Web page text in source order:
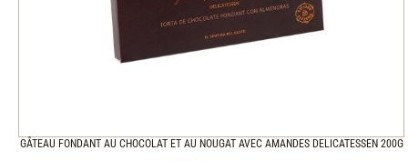
GÂTEAU FONDANT AU CHOCOLAT ET AU NOUGAT AVEC AMANDES DELICATESSEN 200G